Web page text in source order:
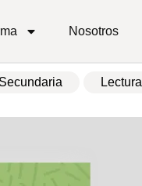
Nosotros
Secundaria Lectura